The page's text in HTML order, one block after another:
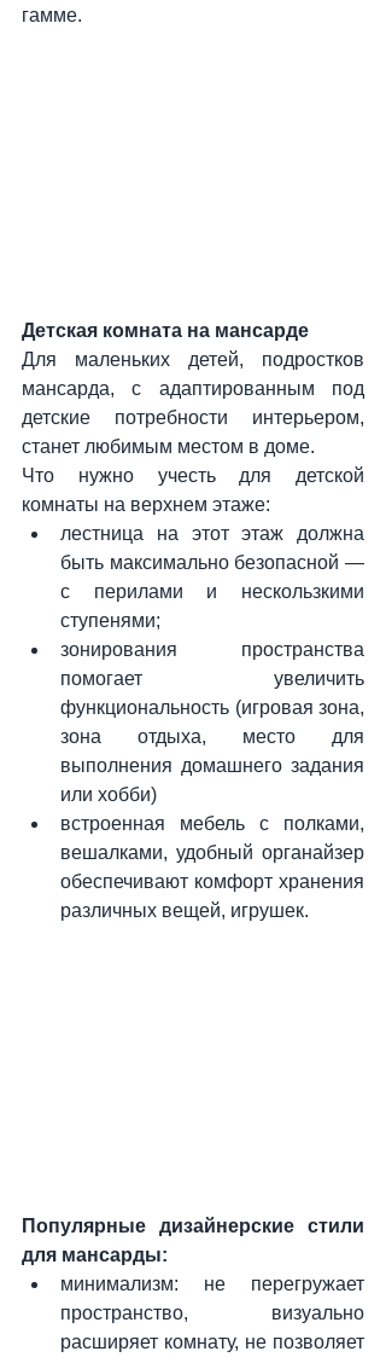
гамме.
Детская комната на мансарде
Для маленьких детей, подростков
мансарда, с адаптированным под
детские потребности интерьером,
станет любимым местом в доме.
Что нужно учесть для детской
комнаты на верхнем этаже:
лестница на этот этаж должна
быть максимально безопасной —
с перилами и нескользкими
ступенями;
зонирования пространства
помогает увеличить
функциональность (игровая зона,
зона отдыха, место для
выполнения домашнего задания
или хобби)
встроенная мебель с полками,
вешалками, удобный органайзер
обеспечивают комфорт хранения
различных вещей, игрушек.
Популярные дизайнерские стили
для мансарды:
минимализм: не перегружает
пространство, визуально
расширяет комнату, не позволяет